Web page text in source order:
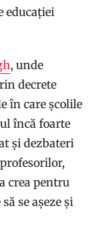
educației
, unde
decrete
în care școlile
încă foarte
și dezbateri
crea pentru
se așeze și